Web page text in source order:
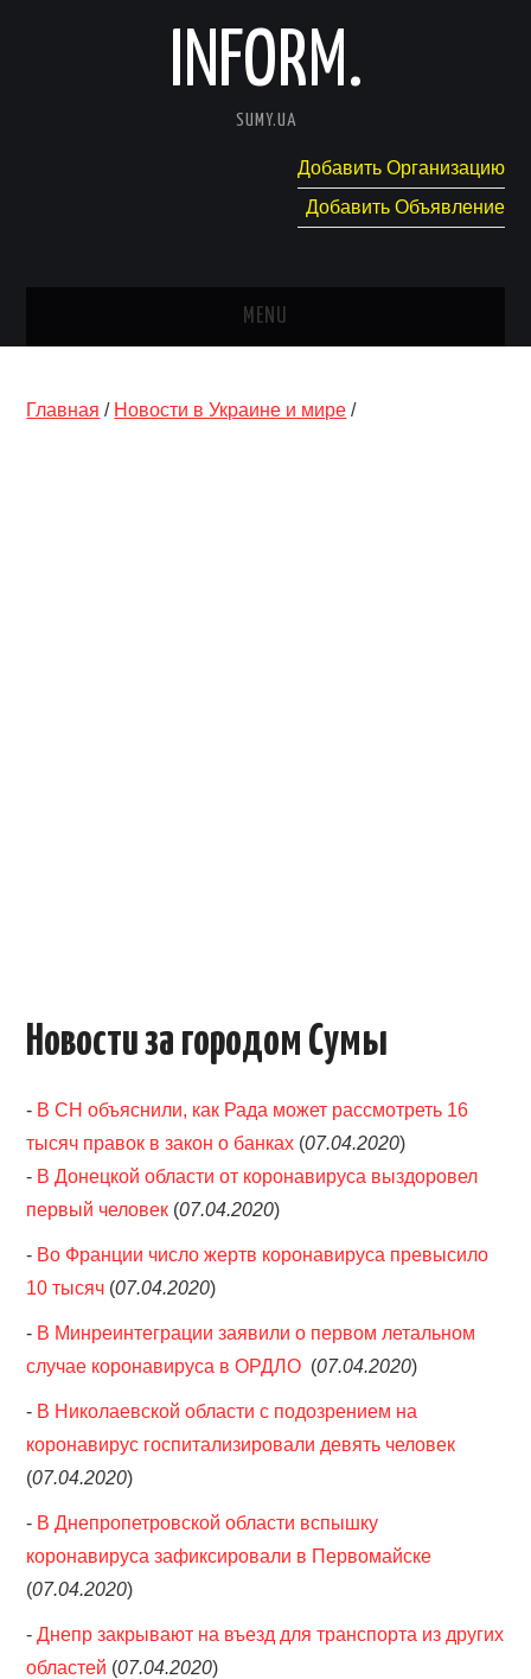
INFORM.
SUMY.UA
Добавить Организацию
Добавить Объявление
MENU
Главная / Новости в Украине и мире /
Новости за городом Сумы
- В СН объяснили, как Рада может рассмотреть 16
тысяч правок в закон о банках (07.04.2020)
- В Донецкой области от коронавируса выздоровел
первый человек (07.04.2020)
- Во Франции число жертв коронавируса превысило
10 тысяч (07.04.2020)
- В Минреинтеграции заявили о первом летальном
случае коронавируса в ОРДЛО (07.04.2020)
- В Николаевской области с подозрением на
коронавирус госпитализировали девять человек
(07.04.2020)
- В Днепропетровской области вспышку
коронавируса зафиксировали в Первомайске
(07.04.2020)
-Днепр закрывают на въезд для транспорта из других
областей (07.04.2020)